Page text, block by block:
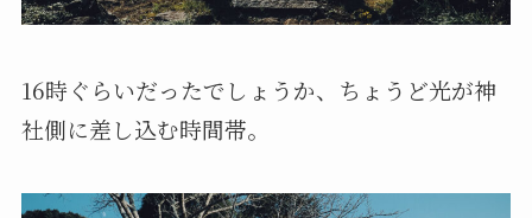
16時ぐらいだったでしょうか、ちょうど光が神
社側に差し込む時間帯。